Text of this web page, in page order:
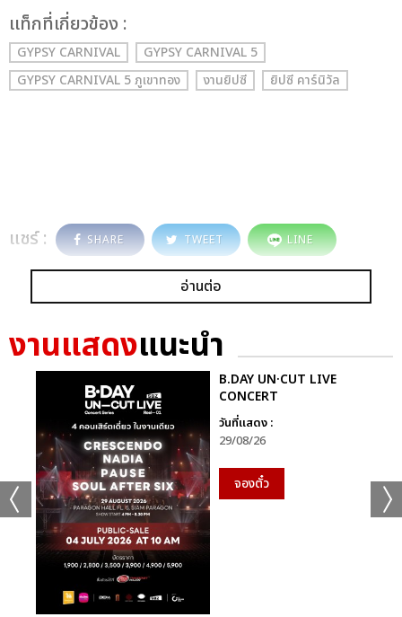
เเท็กที่เกี่ยวข้อง :
GYPSY CARNIVAL
GYPSY CARNIVAL 5
GYPSY CARNIVAL 5 ภูเขาทอง
งานยิปซี ยิปซี คาร์นิวัล
แชร์ : SHARE TWEET LINE
อ่านต่อ
งานแสดงแนะนำ
B.DAY UN·CUT LIVE
CONCERT
วันที่แสดง :
29/08/26
จองตั๋ว